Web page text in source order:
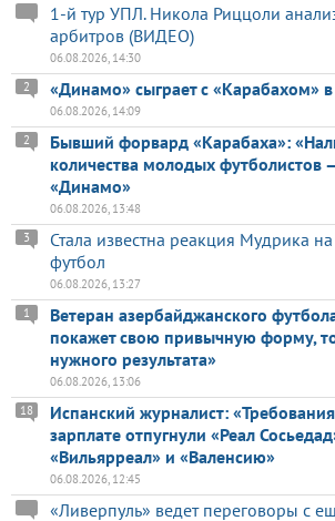
1-й тур УПЛ. Никола Риццоли
арбитров (ВИДЕО)
06.08.2026, 14:30
«Динамо» сыграет с «Карабахом»
2
06.08.2026, 14:09
Бывший форвард «Карабаха»:
количества молодых футболистов
«Динамо»
2
06.08.2026, 13:48
Стала известна реакция Мудрика
футбол
3
06.08.2026, 13:27
Ветеран азербайджанского
покажет свою привычную форму,
нужного результата»
1
06.08.2026, 13:06
Испанский журналист:
зарплате отпугнули «Реал
«Вильярреал» и «Валенсию»
18
06.08.2026, 12:45
«Ливерпуль» ведет переговоры с